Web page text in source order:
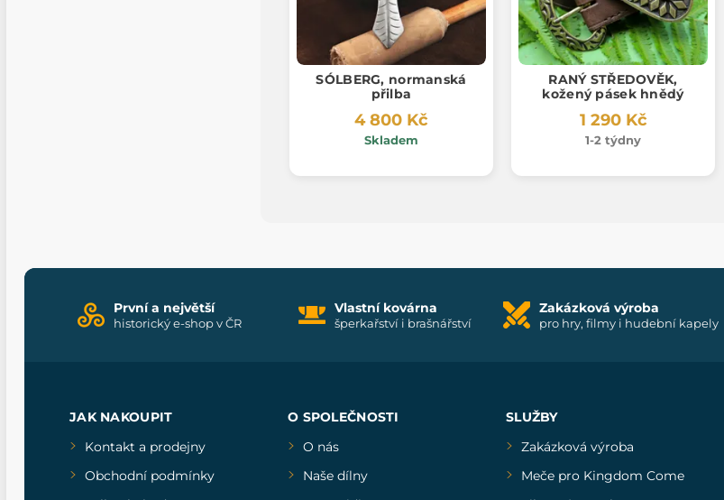
SÓLBERG, normanská
přilba
4 800 Kč
Skladem
RANÝ STŘEDOVĚK,
kožený pásek hnědý
1 290 Kč
1-2 týdny
První a největší
historický e-shop v ČR
Vlastní kovárna
šperkařství i brašnářství
Zakázková výroba
pro hry, filmy i hudební kapely
JAK NAKOUPIT
Kontakt a prodejny
Obchodní podmínky
O SPOLEČNOSTI
O nás
Naše dílny
SLUŽBY
Zakázková výroba
Meče pro Kingdom Come